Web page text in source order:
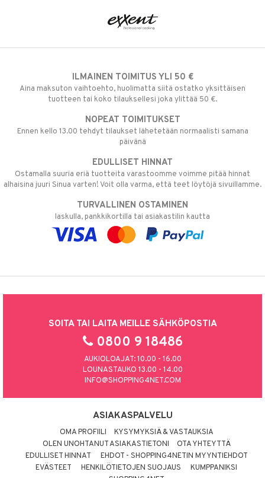
ILMAINEN TOIMITUS YLI 50 €
Aina maksuton vaihtoehto, huolimatta siitä ostatko yksittäisen
tuotteen tai koko tilauksellesi joka ylittää 50 €.
NOPEAT TOIMITUKSET
Ennen kello 13.00 tehdyt tilaukset lähetetään normaalisti samana
päivänä
EDULLISET HINNAT
Ostamalla suuria eriä tuotteita varastoomme voimme pitää hinnat
alhaisina juuri Sinua varten! Voit olla varma, että teet löytöjä sivuillamme.
TURVALLINEN OSTAMINEN
laskulla, pankkikortilla tai asiakastilin kautta
SOITA TAI LAITA MEILLE SÄHKÖPOSTIA
0800 9 18486
AUKIOLOAJAT: 10.00 - 16.00
LOUNASTAUKO 13.00 - 14.00
INFO@SHOPPING4NET.COM
ASIAKASPALVELU
OMA PROFIILI
KYSYMYKSIÄ & VASTAUKSIA
OLEN UNOHTANUT ASIAKASTIETONI
OTA YHTEYTTÄ
EDULLISET HINNAT
EHDOT - SHOPPING4NETIN MYYNTIEHDOT
EVÄSTEET
HENKILÖTIETOJEN SUOJAUS
KUMPPANIKSI